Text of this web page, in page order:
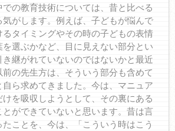
の教育技術については、昔と比べる
気がします。例えば、子どもが悩んで
るタイミングやその時の子どもの表情
を選ぶかなど、目に見えない部分とい
き継がれていないのではないかと最近
の先生方は、そういう部分も含めて
ら求めてきました。今は、マニュア
けを吸収しようとして、その裏にある
ができていないと思います。昔は言
ことを、今は、「こういう時はこう